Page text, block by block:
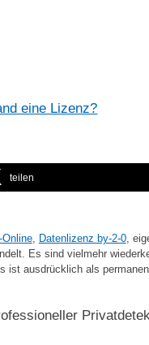
eine Lizenz?
teilen
, Datenlizenz by-2-0,
Es sind vielmehr
ist ausdrücklich als